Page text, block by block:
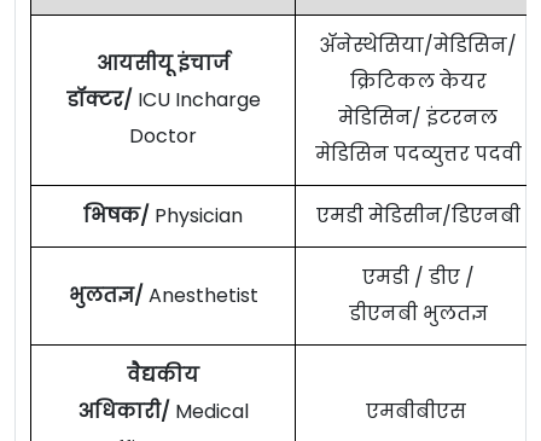
आयसीयू इंचार्ज
डॉक्टर/ ICU Incharge
Doctor
ॲनेस्थेसिया/मेडिसिन/
क्रिटिकल केयर
मेडिसिन/ इंटरनल
मेडिसिन पदव्युत्तर पदवी
भिषक/ Physician एमडी मेडिसीन/डिएनबी
भुलतज्ञ/ Anesthetist
एमडी / डीए /
डीएनबी भुलतज्ञ
वैद्यकीय
अधिकारी/ Medical
एमबीबीएस